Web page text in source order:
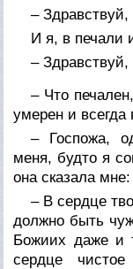
– Здравствуй,
И я, в печали
–
– Что
умерен и всегда
– Госпожа,
меня, будто я
она сказала мне:
– В сердце
должно быть
Божиих даже и
сердце